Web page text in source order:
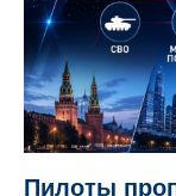
Пилоты